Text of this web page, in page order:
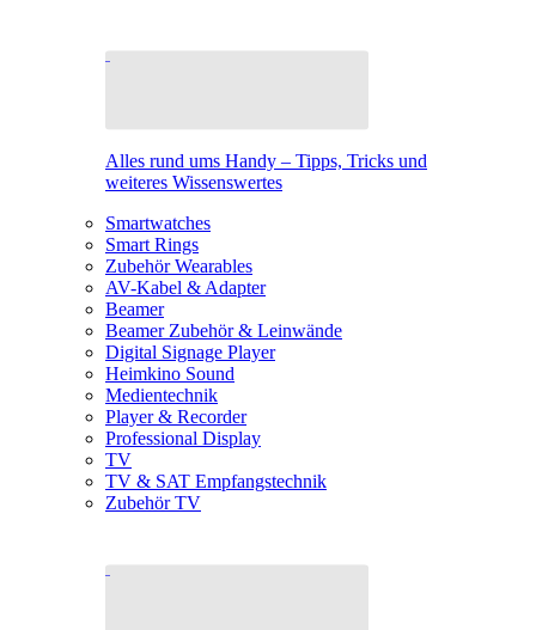
Alles rund ums Handy – Tipps, Tricks und
weiteres Wissenswertes
Smartwatches
Smart Rings
Zubehör Wearables
AV-Kabel & Adapter
Beamer
Beamer Zubehör & Leinwände
Digital Signage Player
Heimkino Sound
Medientechnik
Player & Recorder
Professional Display
TV
TV & SAT Empfangstechnik
Zubehör TV